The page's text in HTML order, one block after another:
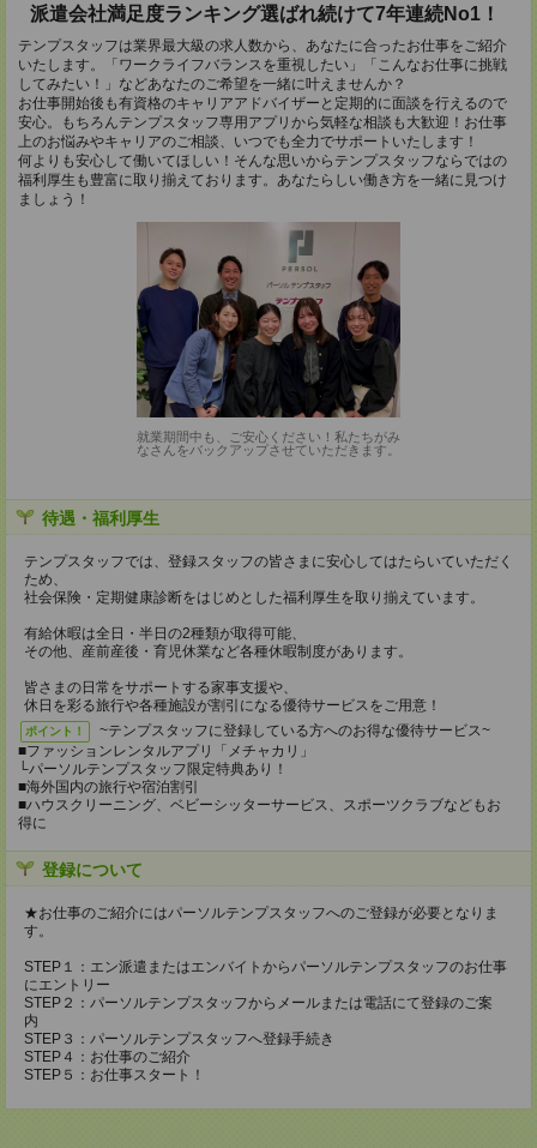
派遣会社満足度ランキング選ばれ続けて7年連続No1！
テンプスタッフは業界最大級の求人数から、あなたに合ったお仕事をご紹介
いたします。「ワークライフバランスを重視したい」「こんなお仕事に挑戦
してみたい！」などあなたのご希望を一緒に叶えませんか？
お仕事開始後も有資格のキャリアアドバイザーと定期的に面談を行えるので
安心。もちろんテンプスタッフ専用アプリから気軽な相談も大歓迎！お仕事
上のお悩みやキャリアのご相談、いつでも全力でサポートいたします！
何よりも安心して働いてほしい！そんな思いからテンプスタッフならではの
福利厚生も豊富に取り揃えております。あなたらしい働き方を一緒に見つけ
ましょう！
就業期間中も、ご安心ください！私たちがみ
なさんをバックアップさせていただきます。
待遇・福利厚生
テンプスタッフでは、登録スタッフの皆さまに安心してはたらいていただく
ため、
社会保険・定期健康診断をはじめとした福利厚生を取り揃えています。
有給休暇は全日・半日の2種類が取得可能、
その他、産前産後・育児休業など各種休暇制度があります。
皆さまの日常をサポートする家事支援や、
休日を彩る旅行や各種施設が割引になる優待サービスをご用意！
ポイント！
~テンプスタッフに登録している方へのお得な優待サービス~
■ファッションレンタルアプリ「メチャカリ」
└パーソルテンプスタッフ限定特典あり！
■海外国内の旅行や宿泊割引
■ハウスクリーニング、ベビーシッターサービス、スポーツクラブなどもお
得に
登録について
★お仕事のご紹介にはパーソルテンプスタッフへのご登録が必要となりま
す。
STEP１：エン派遣またはエンバイトからパーソルテンプスタッフのお仕事
にエントリー
STEP２：パーソルテンプスタッフからメールまたは電話にて登録のご案
内
STEP３：パーソルテンプスタッフへ登録手続き
STEP４：お仕事のご紹介
STEP５：お仕事スタート！